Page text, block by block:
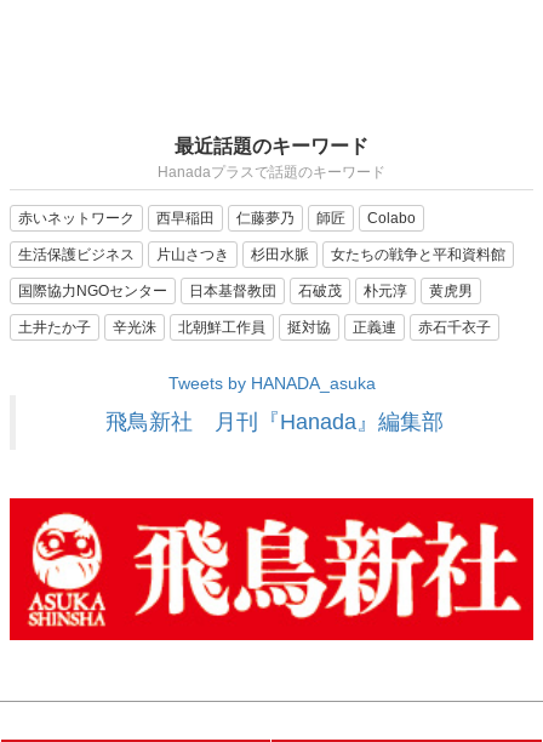
最近話題のキーワード
Hanadaプラスで話題のキーワード
赤いネットワーク 西早稲田 仁藤夢乃 師匠 Colabo
生活保護ビジネス 片山さつき 杉田水脈 女たちの戦争と平和資料館
国際協力NGOセンター 日本基督教団 石破茂 朴元淳 黄虎男
土井たか子 辛光洙 北朝鮮工作員 挺対協 正義連 赤石千衣子
Tweets by HANADA_asuka
飛鳥新社 月刊『Hanada』編集部